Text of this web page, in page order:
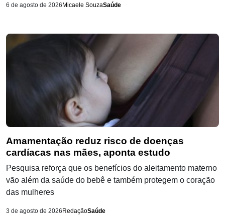
6 de agosto de 2026 Micaele SouzaSaúde
Amamentação reduz risco de doenças
cardíacas nas mães, aponta estudo
Pesquisa reforça que os benefícios do aleitamento materno
vão além da saúde do bebê e também protegem o coração
das mulheres
3 de agosto de 2026 RedaçãoSaúde